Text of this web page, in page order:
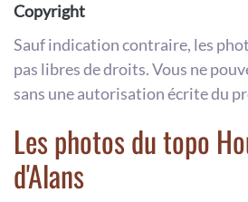
Copyright
Sauf indication contraire, les
pas libres de droits. Vous ne
sans une autorisation écrite du
Les photos du topo
d'Alans